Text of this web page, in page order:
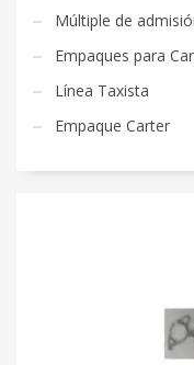
Múltiple de
Empaques para
Línea Taxista
Empaque Carter